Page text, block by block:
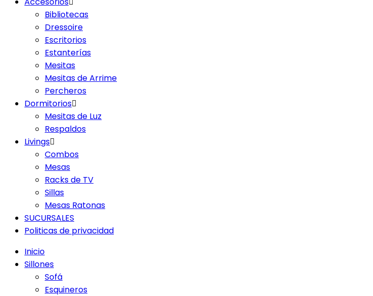
Bibliotecas
Dressoire
Escritorios
Estanterías
Mesitas
Mesitas de Arrime
Percheros
Dormitorios
Mesitas de Luz
Respaldos
Livings
Combos
Mesas
Racks de TV
Sillas
Mesas Ratonas
SUCURSALES
Politicas de privacidad
Inicio
Sillones
Sofá
Esquineros